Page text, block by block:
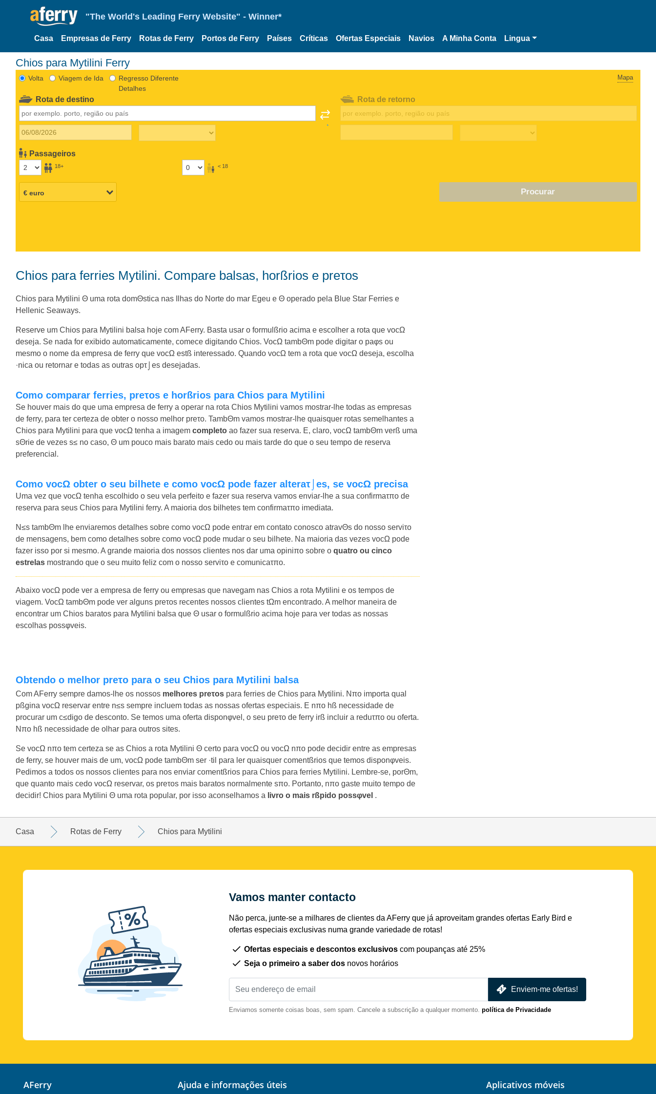
"The World's Leading Ferry Website" - Winner*
Casa Empresas de Ferry Rotas de Ferry Portos de Ferry Países Críticas Ofertas Especiais Navios A Minha Conta Lingua
Chios para Mytilini Ferry
Volta Viagem de Ida
Regresso Diferente
Detalhes
Mapa
Rota de destino
Passageiros
18+ < 18
Rota de retorno
Procurar
Chios para ferries Mytilini. Compare balsas, horßrios e preτos
Chios para Mytilini Θ uma rota domΘstica nas Ilhas do Norte do mar Egeu e Θ operado pela Blue Star Ferries e
Hellenic Seaways.
Reserve um Chios para Mytilini balsa hoje com AFerry. Basta usar o formulßrio acima e escolher a rota que vocΩ
deseja. Se nada for exibido automaticamente, comece digitando Chios. VocΩ tambΘm pode digitar o paφs ou
mesmo o nome da empresa de ferry que vocΩ estß interessado. Quando vocΩ tem a rota que vocΩ deseja, escolha
·nica ou retornar e todas as outras opτ⌡es desejadas.
Como comparar ferries, preτos e horßrios para Chios para Mytilini
Se houver mais do que uma empresa de ferry a operar na rota Chios Mytilini vamos mostrar-lhe todas as empresas
de ferry, para ter certeza de obter o nosso melhor preτo. TambΘm vamos mostrar-lhe quaisquer rotas semelhantes a
Chios para Mytilini para que vocΩ tenha a imagem completo ao fazer sua reserva. E, claro, vocΩ tambΘm verß uma
sΘrie de vezes s≤ no caso, Θ um pouco mais barato mais cedo ou mais tarde do que o seu tempo de reserva
preferencial.
Como vocΩ obter o seu bilhete e como vocΩ pode fazer alteraτ⌡es, se vocΩ precisa
Uma vez que vocΩ tenha escolhido o seu vela perfeito e fazer sua reserva vamos enviar-lhe a sua confirmaτπo de
reserva para seus Chios para Mytilini ferry. A maioria dos bilhetes tem confirmaτπo imediata.
N≤s tambΘm lhe enviaremos detalhes sobre como vocΩ pode entrar em contato conosco atravΘs do nosso serviτo
de mensagens, bem como detalhes sobre como vocΩ pode mudar o seu bilhete. Na maioria das vezes vocΩ pode
fazer isso por si mesmo. A grande maioria dos nossos clientes nos dar uma opiniπo sobre o quatro ou cinco
estrelas mostrando que o seu muito feliz com o nosso serviτo e comunicaτπo.
Abaixo vocΩ pode ver a empresa de ferry ou empresas que navegam nas Chios a rota Mytilini e os tempos de
viagem. VocΩ tambΘm pode ver alguns preτos recentes nossos clientes tΩm encontrado. A melhor maneira de
encontrar um Chios baratos para Mytilini balsa que Θ usar o formulßrio acima hoje para ver todas as nossas
escolhas possφveis.
Obtendo o melhor preτo para o seu Chios para Mytilini balsa
Com AFerry sempre damos-lhe os nossos melhores preτos para ferries de Chios para Mytilini. Nπo importa qual
pßgina vocΩ reservar entre n≤s sempre incluem todas as nossas ofertas especiais. E nπo hß necessidade de
procurar um c≤digo de desconto. Se temos uma oferta disponφvel, o seu preτo de ferry irß incluir a reduτπo ou oferta.
Nπo hß necessidade de olhar para outros sites.
Se vocΩ nπo tem certeza se as Chios a rota Mytilini Θ certo para vocΩ ou vocΩ nπo pode decidir entre as empresas
de ferry, se houver mais de um, vocΩ pode tambΘm ser ·til para ler quaisquer comentßrios que temos disponφveis.
Pedimos a todos os nossos clientes para nos enviar comentßrios para Chios para ferries Mytilini. Lembre-se, porΘm,
que quanto mais cedo vocΩ reservar, os preτos mais baratos normalmente sπo. Portanto, nπo gaste muito tempo de
decidir! Chios para Mytilini Θ uma rota popular, por isso aconselhamos a livro o mais rßpido possφvel .
Casa Rotas de Ferry Chios para Mytilini
Vamos manter contacto
Não perca, junte-se a milhares de clientes da AFerry que já aproveitam grandes ofertas Early Bird e
ofertas especiais exclusivas numa grande variedade de rotas!
Ofertas especiais e descontos exclusivos com poupanças até 25%
Seja o primeiro a saber dos novos horários
Enviem-me ofertas!
Enviamos somente coisas boas, sem spam. Cancele a subscrição a qualquer momento. política de Privacidade
AFerry Ajuda e informações úteis Aplicativos móveis